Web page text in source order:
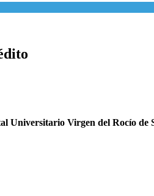
Universitario Virgen del Rocío de